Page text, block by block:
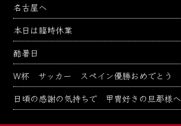
名古屋へ
本日は臨時休業
酷暑日
W杯 サッカー スペイン優勝おめでとう
日頃の感謝の気持ちで 甲冑好きの旦那様へ